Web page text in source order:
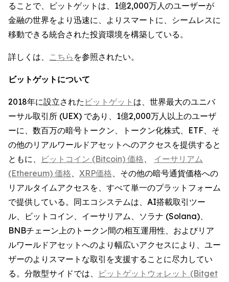
ることで、ビットゲットは、1億2,000万人のユーザーが
金融の世界をより迅速に、よりスマートに、シームレスに
移動できる統合された投資環境を構築している。
詳しくは、 こちら を参照されたい。
ビットゲットについて
2018年に設立された ビットゲット は、世界最大のユニバ
ーサル取引所 (UEX) であり、1億2,000万人以上のユーザ
ーに、数百万の暗号トークン、トークン化株式、ETF、そ
の他のリアルワールドアセットへのアクセスを提供すると
ともに、
ビットコイン (Bitcoin) 価格、 イーサリアム
(Ethereum) 価格、 XRP価格、その他の暗号通貨価格への
リアルタイムアクセスを、すべて単一のプラットフォーム
で提供している。同エコシステムは、AI搭載取引ツー
ル、ビットコイン、イーサリアム、ソラナ (Solana)、
BNBチェーン上のトークン間の相互運用性、およびリア
ルワールドアセットへのより幅広いアクセスにより、ユー
ザーのよりスマートな取引を支援することに尽力してい
る。分散型サイドでは、
ビットゲットウォレット (Bitget